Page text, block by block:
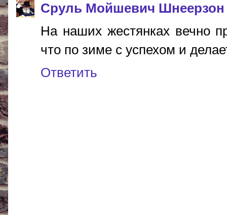
Сруль Мойшевич Шнеерзон
На наших жестянках вечно
что по зиме с успехом и
Ответить